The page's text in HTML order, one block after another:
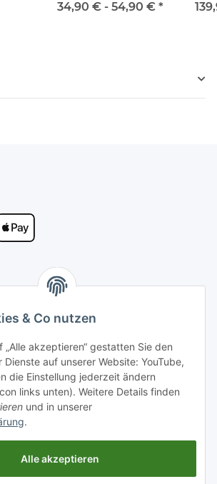
Wandverkleidung
34,90 € - 54,90 € *
& Co nutzen
„Alle akzeptieren“ gestatten Sie den
auf unserer Website: YouTube,
die Einstellung jederzeit ändern
links unten). Weitere Details finden
und in unserer
.
Alle akzeptieren